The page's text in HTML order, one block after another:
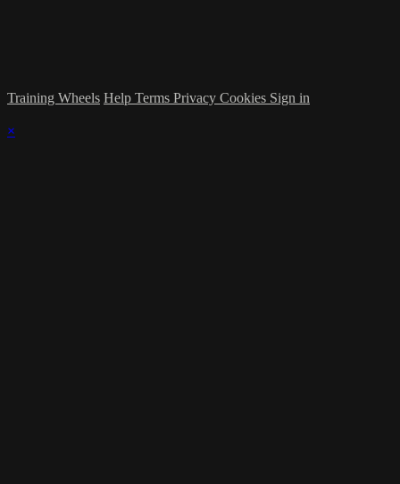
Training Wheels Help Terms Privacy Cookies Sign in
×